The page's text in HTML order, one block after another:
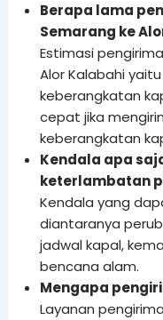
Berapa lama
Semarang ke
Estimasi
Alor Kalabahi
keberangkatan
cepat jika
keberangkatan
Kendala apa
keterlambatan
Kendala yang
diantaranya
jadwal kapal,
bencana alam.
Mengapa
Layanan